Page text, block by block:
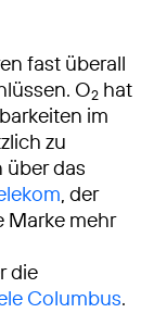
fast überall
O2 hat
im
zu
über das
, der
Marke mehr
die
Columbus.